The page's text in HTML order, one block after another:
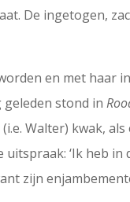
De ingetogen,
en met haar
geleden stond in
Walter) kwak,
‘Ik heb in
zijn